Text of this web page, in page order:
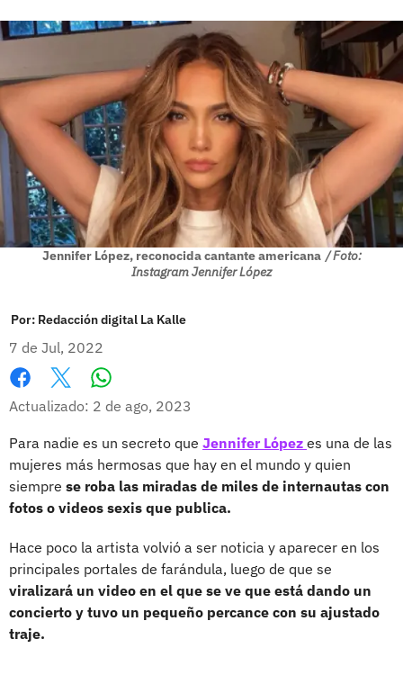
Jennifer López, reconocida cantante americana / Foto:
Instagram Jennifer López
Por: Redacción digital La Kalle
7 de Jul, 2022
Facebook
X
Actualizado: 2 de ago, 2023
Para nadie es un secreto que Jennifer López es una de las
mujeres más hermosas que hay en el mundo y quien
siempre se roba las miradas de miles de internautas con
fotos o videos sexis que publica.
Hace poco la artista volvió a ser noticia y aparecer en los
principales portales de farándula, luego de que se
viralizará un video en el que se ve que está dando un
concierto y tuvo un pequeño percance con su ajustado
traje.